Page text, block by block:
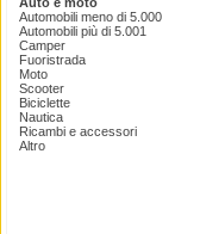
Automobili meno di 5.000
Automobili più di 5.001
Camper
Fuoristrada
Moto
Scooter
Biciclette
Nautica
Ricambi e accessori
Altro